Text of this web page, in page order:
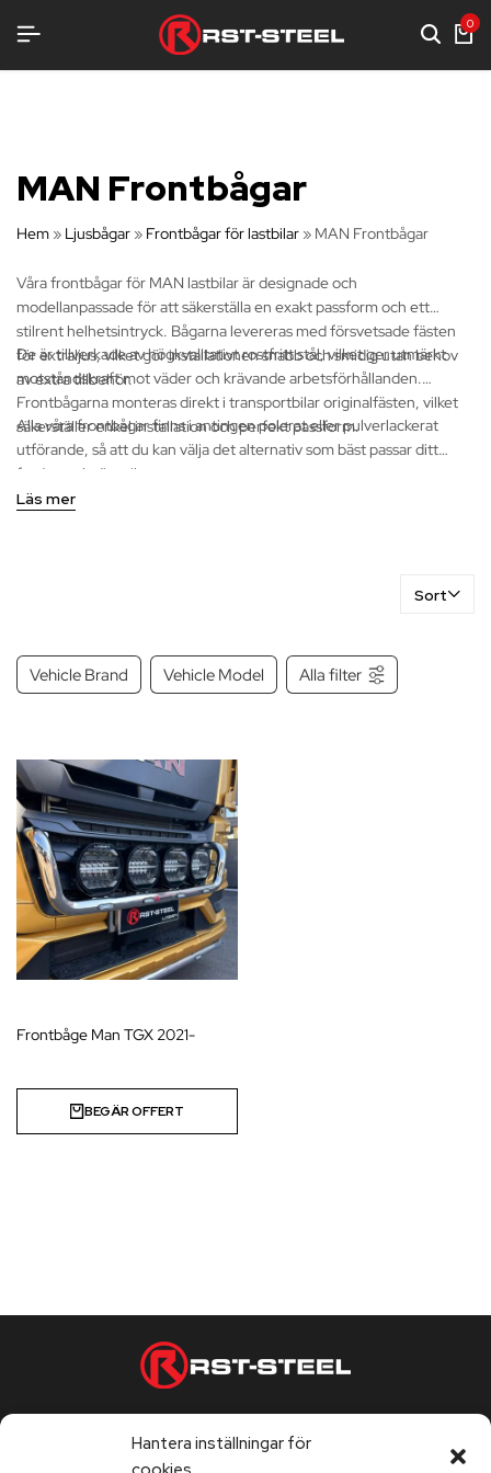
Hantera inställningar för
0
MAN Frontbågar
Hem » Ljusbågar » Frontbågar för lastbilar » MAN Frontbågar
Våra frontbågar för MAN lastbilar är designade och
modellanpassade för att säkerställa en exakt passform och ett
stilrent helhetsintryck. Bågarna levereras med försvetsade fästen
för extraljus, vilket gör installationen snabb och smidig utan behov
av extra tillbehör.
De är tillverkade av högkvalitativt rostfritt stål, vilket ger utmärkt
motståndskraft mot väder och krävande arbetsförhållanden.
Frontbågarna monteras direkt i transportbilar originalfästen, vilket
säkerställer enkel installation och perfekt passform.
Alla våra frontbågar finns i antingen polerat eller pulverlackerat
utförande, så att du kan välja det alternativ som bäst passar ditt
fordon och din stil.
Läs mer
Sort
Vehicle Brand Vehicle Model Alla filter
Frontbåge Man TGX 2021-
BEGÄR OFFERT
Kontorstider vardagar 9:00-17:00